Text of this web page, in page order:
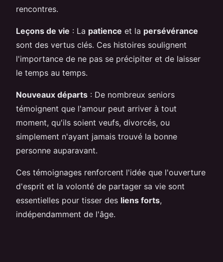
rencontres.
Leçons de vie : La patience et la persévérance
sont des vertus clés. Ces histoires soulignent
l'importance de ne pas se précipiter et de laisser
le temps au temps.
Nouveaux départs : De nombreux seniors
témoignent que l'amour peut arriver à tout
moment, qu'ils soient veufs, divorcés, ou
simplement n'ayant jamais trouvé la bonne
personne auparavant.
Ces témoignages renforcent l'idée que l'ouverture
d'esprit et la volonté de partager sa vie sont
essentielles pour tisser des liens forts,
indépendamment de l'âge.